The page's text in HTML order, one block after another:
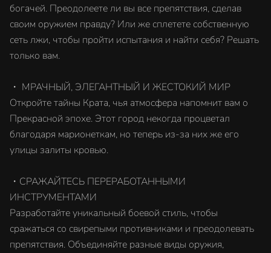
богачей. Преодолеете ли вы все препятствия, сделав
своим оружием правду? Или же сплетете собственную
сеть лжи, чтобы пройти испытания и найти себя? Решать
только вам.
・ МРАЧНЫЙ, ЭЛЕГАНТНЫЙ И ЖЕСТОКИЙ МИР
Откройте тайны Крата, чья атмосфера напомнит вам о
Прекрасной эпохе. Этот город некогда процветал
благодаря марионеткам, но теперь из-за них же его
улицы залиты кровью.
・СРАЖАЙТЕСЬ ПЕРЕРАБОТАННЫМИ
ИНСТРУМЕНТАМИ
Разработайте уникальный боевой стиль, чтобы
сражаться со свирепыми противниками и преодолевать
препятствия. Объединяйте разные виды оружия,